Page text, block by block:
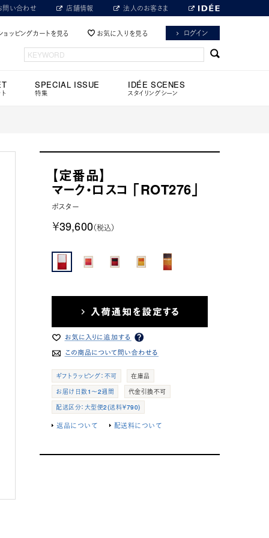
問い合わせ 店舗情報 法人のお客さま
ョッピングカートを見る お気に入りを見る ログイン
SPECIAL ISSUE
特集
IDÉE SCENES
スタイリングシーン
【定番品】
マーク・ロスコ 「ROT276」
ポスター
￥39,600（税込）
ギフトラッピング：不可
在庫品
お届け日数1～2週間
代金引換不可
配送区分：大型便2(送料￥790)
返品について 配送料について